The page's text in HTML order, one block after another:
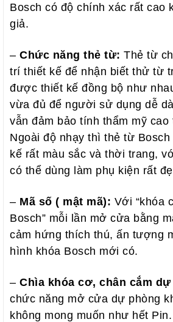
Bosch có độ chính xác rất cao
giả.
– Chức năng thẻ từ: Thẻ từ
trí thiết kế để nhận biết thử từ
được thiết kế đồng bộ như
vừa đủ để người sử dụng dễ
vẫn đảm bảo tính thẩm mỹ cao
Ngoài độ nhạy thì thẻ từ
kế rất màu sắc và thời trang,
có thể dùng làm phụ kiện rất
– Mã số ( mật mã): Với “khóa
Bosch” mỗi lần mở cửa bằng
cảm hứng thích thú, ấn tượng
hình khóa Bosch mới có.
– Chìa khóa cơ, chân cắm
chức năng mở cửa dự phòng
không mong muốn như hết